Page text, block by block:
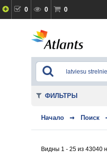
0 0 0
Начало Поиск
Видны 1 - 25 из 43040
ФИЛЬТРЫ